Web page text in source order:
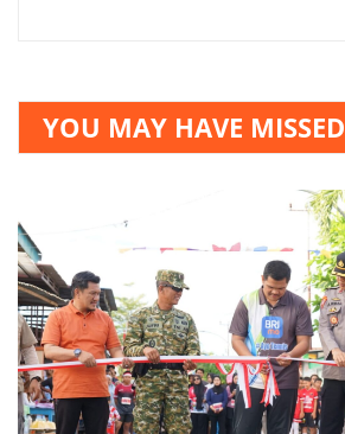
YOU MAY HAVE MISSED